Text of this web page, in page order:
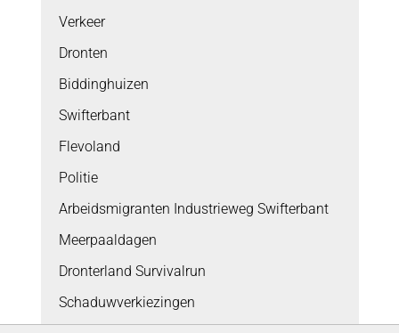
Verkeer
Dronten
Biddinghuizen
Swifterbant
Flevoland
Politie
Arbeidsmigranten Industrieweg Swifterbant
Meerpaaldagen
Dronterland Survivalrun
Schaduwverkiezingen